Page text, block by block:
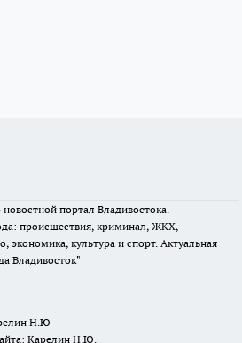
портал Владивостока.
происшествия, криминал, ЖКХ,
экономика, культура и спорт. Актуальная
Владивосток"
Н.Ю
Карелин Н.Ю.